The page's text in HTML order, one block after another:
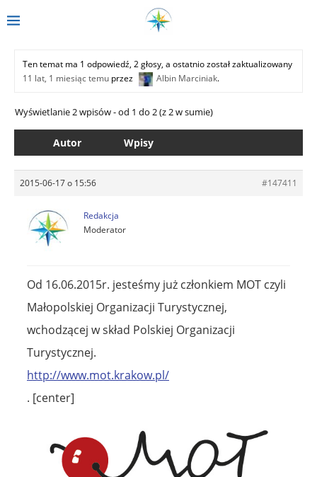
Ten temat ma 1 odpowiedź, 2 głosy, a ostatnio został zaktualizowany
11 lat, 1 miesiąc temu przez Albin Marciniak.
Wyświetlanie 2 wpisów - od 1 do 2 (z 2 w sumie)
Autor Wpisy
2015-06-17 o 15:56 #147411
Redakcja
Moderator
Od 16.06.2015r. jesteśmy już członkiem MOT czyli
Małopolskiej Organizacji Turystycznej,
wchodzącej w skład Polskiej Organizacji
Turystycznej.
http://www.mot.krakow.pl/
. [center]